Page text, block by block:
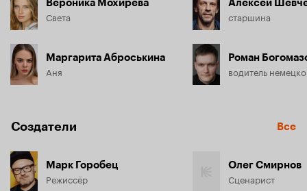
Вероника Мохирева
Света
Маргарита Аброськина
Аня
Алексей
старшина
Роман
водитель
Создатели Все
Марк Горобец
Режиссёр
Олег Смирнов
Сценарист